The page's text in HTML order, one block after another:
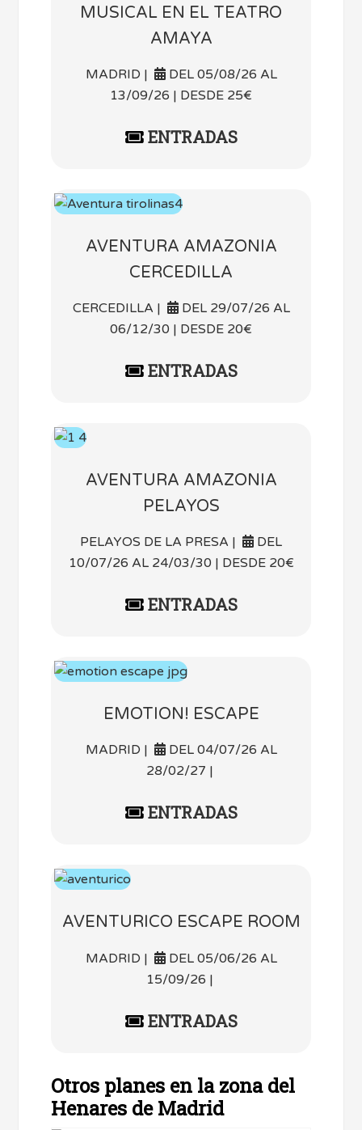
MUSICAL EN EL TEATRO
AMAYA
MADRID |
DEL 05/08/26 AL
13/09/26 | DESDE 25€
ENTRADAS
AVENTURA AMAZONIA
CERCEDILLA
CERCEDILLA |
DEL 29/07/26 AL
06/12/30 | DESDE 20€
ENTRADAS
AVENTURA AMAZONIA
PELAYOS
PELAYOS DE LA PRESA |
DEL
10/07/26 AL 24/03/30 | DESDE 20€
ENTRADAS
EMOTION! ESCAPE
MADRID |
DEL 04/07/26 AL
28/02/27 |
ENTRADAS
AVENTURICO ESCAPE ROOM
MADRID |
DEL 05/06/26 AL
15/09/26 |
ENTRADAS
Otros planes en la zona del
Henares de Madrid